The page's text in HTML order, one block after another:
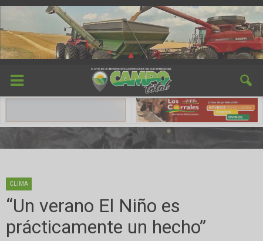
CLIMA
“Un verano El Niño es
prácticamente un hecho”